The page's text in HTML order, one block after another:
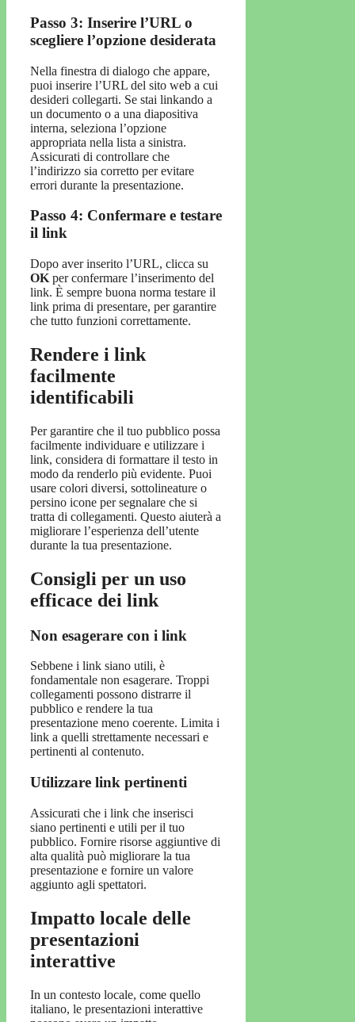
Passo 3: Inserire l’URL o
scegliere l’opzione desiderata
Nella finestra di dialogo che appare,
puoi inserire l’URL del sito web a cui
desideri collegarti. Se stai linkando a
un documento o a una diapositiva
interna, seleziona l’opzione
appropriata nella lista a sinistra.
Assicurati di controllare che
l’indirizzo sia corretto per evitare
errori durante la presentazione.
Passo 4: Confermare e testare
il link
Dopo aver inserito l’URL, clicca su
OK per confermare l’inserimento del
link. È sempre buona norma testare il
link prima di presentare, per garantire
che tutto funzioni correttamente.
Rendere i link
facilmente
identificabili
Per garantire che il tuo pubblico possa
facilmente individuare e utilizzare i
link, considera di formattare il testo in
modo da renderlo più evidente. Puoi
usare colori diversi, sottolineature o
persino icone per segnalare che si
tratta di collegamenti. Questo aiuterà a
migliorare l’esperienza dell’utente
durante la tua presentazione.
Consigli per un uso
efficace dei link
Non esagerare con i link
Sebbene i link siano utili, è
fondamentale non esagerare. Troppi
collegamenti possono distrarre il
pubblico e rendere la tua
presentazione meno coerente. Limita i
link a quelli strettamente necessari e
pertinenti al contenuto.
Utilizzare link pertinenti
Assicurati che i link che inserisci
siano pertinenti e utili per il tuo
pubblico. Fornire risorse aggiuntive di
alta qualità può migliorare la tua
presentazione e fornire un valore
aggiunto agli spettatori.
Impatto locale delle
presentazioni
interattive
In un contesto locale, come quello
italiano, le presentazioni interattive